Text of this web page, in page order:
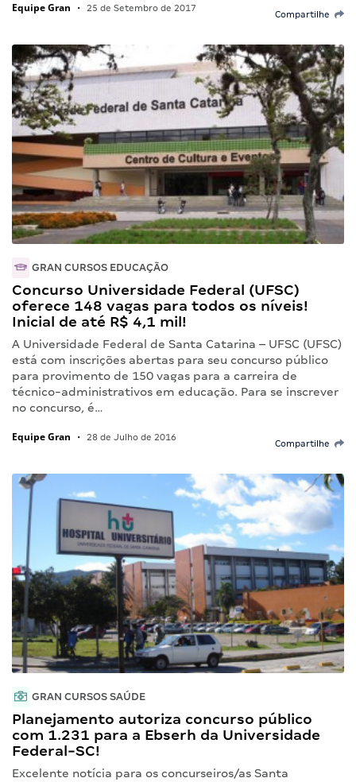
Equipe Gran • 25 de Setembro de 2017
Compartilhe
GRAN CURSOS EDUCAÇÃO
Concurso Universidade Federal (UFSC)
oferece 148 vagas para todos os níveis!
Inicial de até R$ 4,1 mil!
A Universidade Federal de Santa Catarina – UFSC (UFSC)
está com inscrições abertas para seu concurso público
para provimento de 150 vagas para a carreira de
técnico-administrativos em educação. Para se inscrever
no concurso, é…
Equipe Gran • 28 de Julho de 2016
Compartilhe
GRAN CURSOS SAÚDE
Planejamento autoriza concurso público
com 1.231 para a Ebserh da Universidade
Federal-SC!
Excelente notícia para os concurseiros/as Santa